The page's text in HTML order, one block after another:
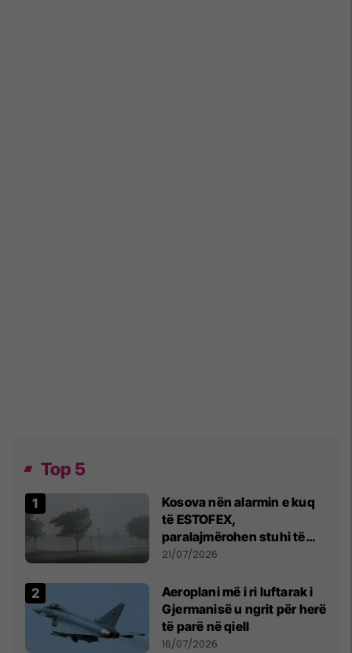
Top 5
Kosova nën alarmin e kuq
të ESTOFEX,
paralajmërohen stuhi të
fuqishme me breshër dhe
21/07/2026
Aeroplani më i ri luftarak i
Gjermanisë u ngrit për herë
të parë në qiell
16/07/2026